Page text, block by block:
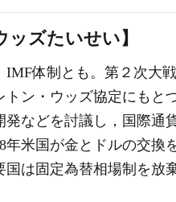
ズたいせい】
体制とも。第２次大
ン・ウッズ協定にもと
などを討議し，国際通
米国が金とドルの交換
は固定為替相場制を放